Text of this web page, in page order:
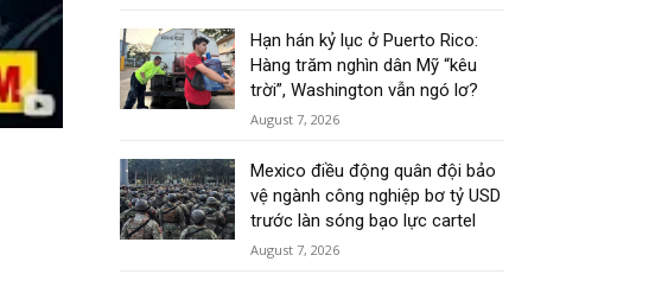
Hạn hán kỷ lục ở Puerto Rico:
Hàng trăm nghìn dân Mỹ “kêu
trời”, Washington vẫn ngó lơ?
August 7, 2026
Mexico điều động quân đội bảo
vệ ngành công nghiệp bơ tỷ USD
trước làn sóng bạo lực cartel
August 7, 2026